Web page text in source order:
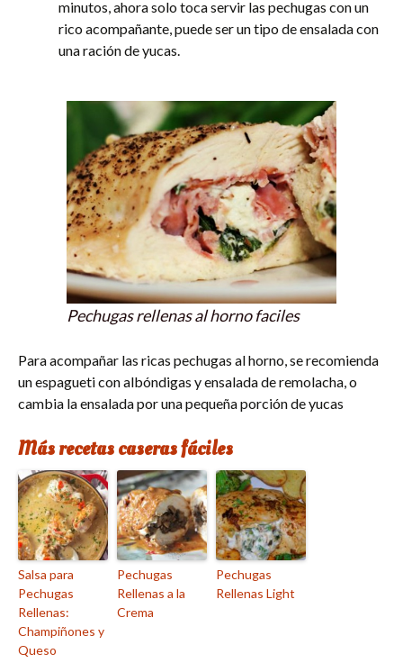
minutos, ahora solo toca servir las pechugas con un
rico acompañante, puede ser un tipo de ensalada con
una ración de yucas.
Pechugas rellenas al horno faciles
Para acompañar las ricas pechugas al horno, se recomienda
un espagueti con albóndigas y ensalada de remolacha, o
cambia la ensalada por una pequeña porción de yucas
Más recetas caseras fáciles
Salsa para
Pechugas
Rellenas:
Champiñones y
Queso
Pechugas
Rellenas a la
Crema
Pechugas
Rellenas Light